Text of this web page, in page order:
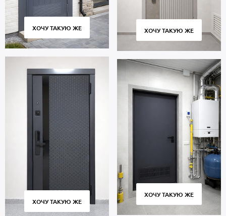
ХОЧУ ТАКУЮ ЖЕ
ХОЧУ ТАКУЮ ЖЕ
ХОЧУ ТАКУЮ ЖЕ
ХОЧУ ТАКУЮ ЖЕ